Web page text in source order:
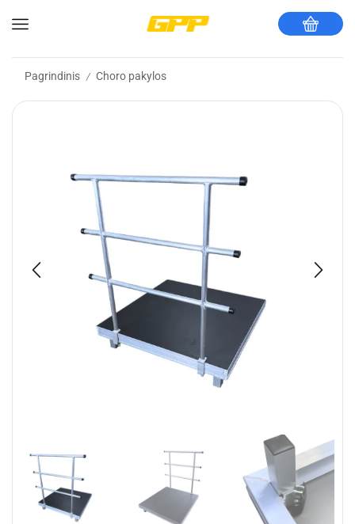
Pagrindinis / Choro pakylos